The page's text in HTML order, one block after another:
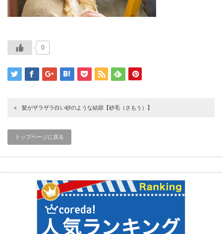
0
髪がザラザラ白い砂のような結節【砂毛（さもう）】
トップページに戻る